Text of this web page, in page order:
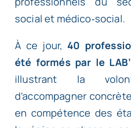
social et médico‑social.
À ce jour, 40
été formés par le
illustrant la
d’accompagner
en compétence des